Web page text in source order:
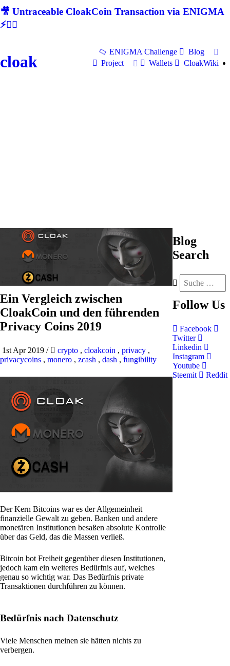
🎥 Untraceable CloakCoin Transaction via ENIGMA
⚡🕵‍♂
cloak
ENIGMA Challenge
Blog
Project
Wallets CloakWiki
Ein Vergleich zwischen
CloakCoin und den führenden
Privacy Coins 2019
1st Apr 2019 / crypto , cloakcoin , privacy ,
privacycoins , monero , zcash , dash , fungibility
Der Kern Bitcoins war es der Allgemeinheit
finanzielle Gewalt zu geben. Banken und andere
monetären Institutionen besaßen absolute Kontrolle
über das Geld, das die Massen verließ.
Bitcoin bot Freiheit gegenüber diesen Institutionen,
jedoch kam ein weiteres Bedürfnis auf, welches
genau so wichtig war. Das Bedürfnis private
Transaktionen durchführen zu können.
Bedürfnis nach Datenschutz
Viele Menschen meinen sie hätten nichts zu
verbergen.
Blog
Search
Follow Us
Facebook
Twitter
Linkedin
Instagram
Youtube
Steemit
Reddit